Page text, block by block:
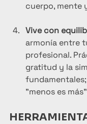
cuerpo, mente
Vive con
armonía entre
profesional.
gratitud y la
"menos es